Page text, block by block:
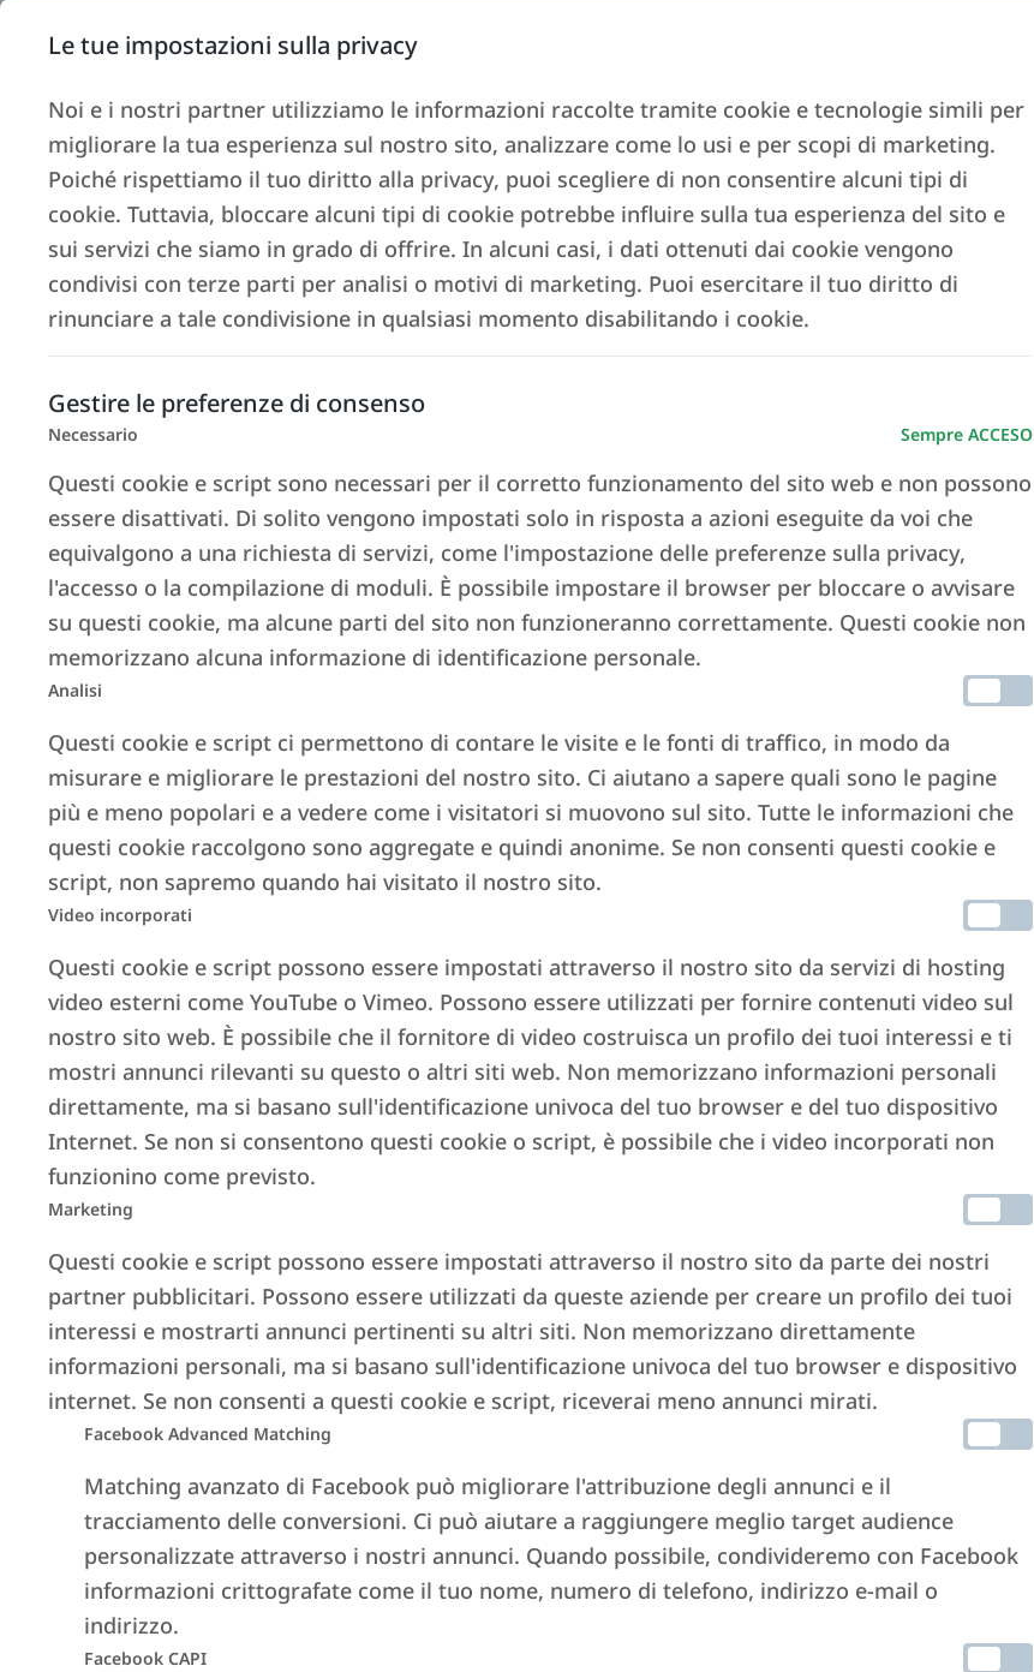
Le tue impostazioni sulla privacy
Noi e i nostri partner utilizziamo le informazioni raccolte tramite cookie e tecnologie simili per
migliorare la tua esperienza sul nostro sito, analizzare come lo usi e per scopi di marketing.
Poiché rispettiamo il tuo diritto alla privacy, puoi scegliere di non consentire alcuni tipi di
cookie. Tuttavia, bloccare alcuni tipi di cookie potrebbe influire sulla tua esperienza del sito e
sui servizi che siamo in grado di offrire. In alcuni casi, i dati ottenuti dai cookie vengono
condivisi con terze parti per analisi o motivi di marketing. Puoi esercitare il tuo diritto di
rinunciare a tale condivisione in qualsiasi momento disabilitando i cookie.
Gestire le preferenze di consenso
Necessario Sempre ACCESO
Questi cookie e script sono necessari per il corretto funzionamento del sito web e non possono
essere disattivati. Di solito vengono impostati solo in risposta a azioni eseguite da voi che
equivalgono a una richiesta di servizi, come l'impostazione delle preferenze sulla privacy,
l'accesso o la compilazione di moduli. È possibile impostare il browser per bloccare o avvisare
su questi cookie, ma alcune parti del sito non funzioneranno correttamente. Questi cookie non
memorizzano alcuna informazione di identificazione personale.
Analisi
Questi cookie e script ci permettono di contare le visite e le fonti di traffico, in modo da
misurare e migliorare le prestazioni del nostro sito. Ci aiutano a sapere quali sono le pagine
più e meno popolari e a vedere come i visitatori si muovono sul sito. Tutte le informazioni che
questi cookie raccolgono sono aggregate e quindi anonime. Se non consenti questi cookie e
script, non sapremo quando hai visitato il nostro sito.
Video incorporati
Questi cookie e script possono essere impostati attraverso il nostro sito da servizi di hosting
video esterni come YouTube o Vimeo. Possono essere utilizzati per fornire contenuti video sul
nostro sito web. È possibile che il fornitore di video costruisca un profilo dei tuoi interessi e ti
mostri annunci rilevanti su questo o altri siti web. Non memorizzano informazioni personali
direttamente, ma si basano sull'identificazione univoca del tuo browser e del tuo dispositivo
Internet. Se non si consentono questi cookie o script, è possibile che i video incorporati non
funzionino come previsto.
Marketing
Questi cookie e script possono essere impostati attraverso il nostro sito da parte dei nostri
partner pubblicitari. Possono essere utilizzati da queste aziende per creare un profilo dei tuoi
interessi e mostrarti annunci pertinenti su altri siti. Non memorizzano direttamente
informazioni personali, ma si basano sull'identificazione univoca del tuo browser e dispositivo
internet. Se non consenti a questi cookie e script, riceverai meno annunci mirati.
Facebook Advanced Matching
Matching avanzato di Facebook può migliorare l'attribuzione degli annunci e il
tracciamento delle conversioni. Ci può aiutare a raggiungere meglio target audience
personalizzate attraverso i nostri annunci. Quando possibile, condivideremo con Facebook
informazioni crittografate come il tuo nome, numero di telefono, indirizzo e-mail o
indirizzo.
Facebook CAPI